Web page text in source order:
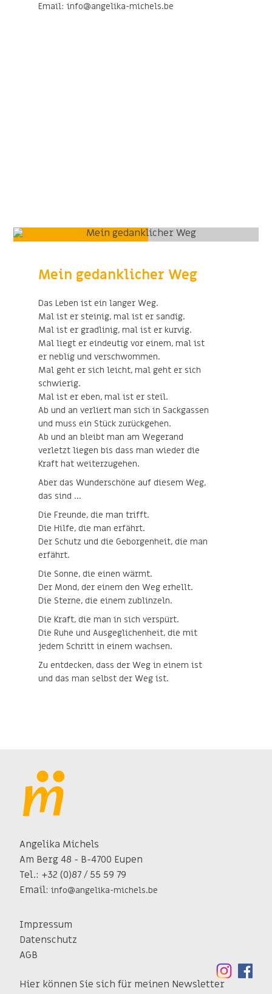
Email: info@angelika-michels.be
Mein gedanklicher Weg
Das Leben ist ein langer Weg.
Mal ist er steinig, mal ist er sandig.
Mal ist er gradlinig, mal ist er kurvig.
Mal liegt er eindeutig vor einem, mal ist
er neblig und verschwommen.
Mal geht er sich leicht, mal geht er sich
schwierig.
Mal ist er eben, mal ist er steil.
Ab und an verliert man sich in Sackgassen
und muss ein Stück zurückgehen.
Ab und an bleibt man am Wegerand
verletzt liegen bis dass man wieder die
Kraft hat weiterzugehen.
Aber das Wunderschöne auf diesem Weg,
das sind ...
Die Freunde, die man trifft.
Die Hilfe, die man erfährt.
Der Schutz und die Geborgenheit, die man
erfährt.
Die Sonne, die einen wärmt.
Der Mond, der einem den Weg erhellt.
Die Sterne, die einem zublinzeln.
Die Kraft, die man in sich verspürt.
Die Ruhe und Ausgeglichenheit, die mit
jedem Schritt in einem wachsen.
Zu entdecken, dass der Weg in einem ist
und das man selbst der Weg ist.
Angelika Michels
Am Berg 48 - B-4700 Eupen
Tel.: +32 (0)87 / 55 59 79
Email: info@angelika-michels.be
Impressum
Datenschutz
AGB
Hier können Sie sich für meinen Newsletter